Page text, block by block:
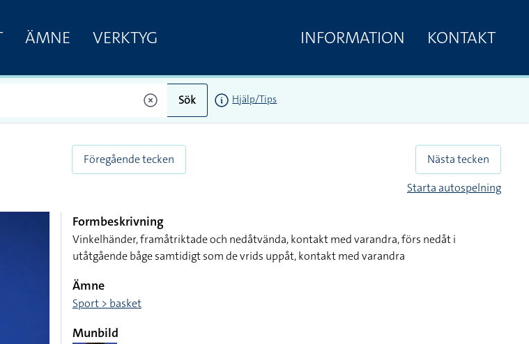
ÄMNE VERKTYG INFORMATION KONTAKT
Sök Hjälp/Tips
Föregående tecken
Nästa tecken
Starta autospelning
Formbeskrivning
Vinkelhänder, framåtriktade och nedåtvända, kontakt med varandra, förs nedåt i
utåtgående båge samtidigt som de vrids uppåt, kontakt med varandra
Ämne
Sport > basket
Munbild